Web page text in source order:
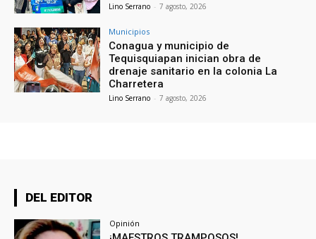
Lino Serrano - 7 agosto, 2026
Municipios
Conagua y municipio de
Tequisquiapan inician obra de
drenaje sanitario en la colonia La
Charretera
Lino Serrano - 7 agosto, 2026
DEL EDITOR
Opinión